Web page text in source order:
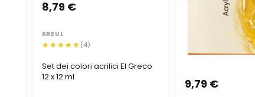
Set dei colori acrilici El Greco
12 x 12 ml
8,79 €
KREUL
(4)
9,79 €